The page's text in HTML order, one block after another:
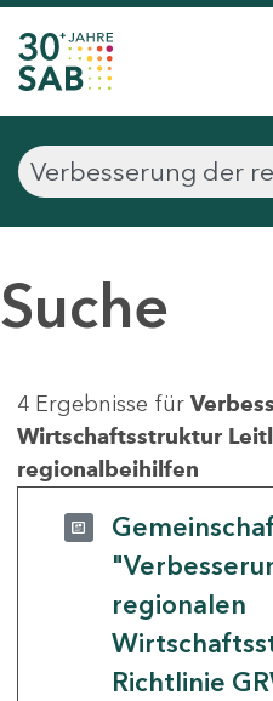
Suche
4 Ergebnisse für
Wirtschaftsstruktur
regionalbeihilfen
regionalen
Richtlinie